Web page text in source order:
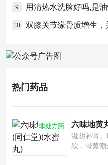
9 用清热水洗脸好吗,是
10 双膝关节缘骨质增生
热门药品
非处方药 六味地黄
滋阴补肾。
软，骨蒸潮